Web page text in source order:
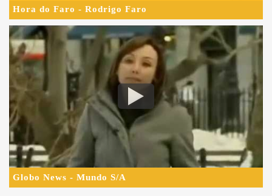
Hora do Faro - Rodrigo Faro
Globo News - Mundo S/A